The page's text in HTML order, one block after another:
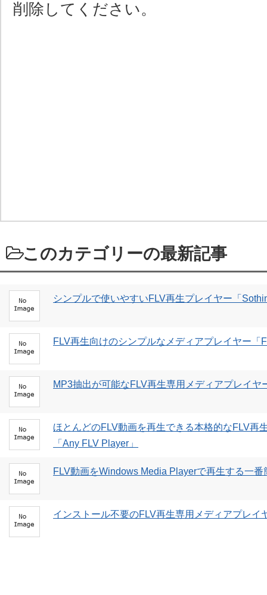
削除してください。
このカテゴリーの最新記事
シンプルで使いやすいFLV再生プレイヤー「
FLV再生向けのシンプルなメディアプレイヤー「
MP3抽出が可能なFLV再生専用メディアプレイヤ
ほとんどのFLV動画を再生できる本格的なFLV再
「Any FLV Player」
FLV動画をWindows Media Playerで再生する一番
インストール不要のFLV再生専用メディアプレイ